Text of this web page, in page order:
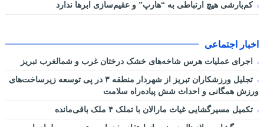
کم‌بارشی هیچ ارتباطی به “هارپ” و عقیم‌سازی ابرها ندارد
اخبار اجتماعی
اجرای عملیات هرس شاخه‌های خشک درختان غرب و شمالغرب تبریز
تجلیل ورزشکاران تبریز از شهردار منطقه ۳ در پی توسعه زیرساخت‌های
ورزش همگانی و احداث شش پیاده‌راه سلامت
تکمیل مسیرگشایی غیاث مارالان با تملک ۴ ملک باقی‌مانده